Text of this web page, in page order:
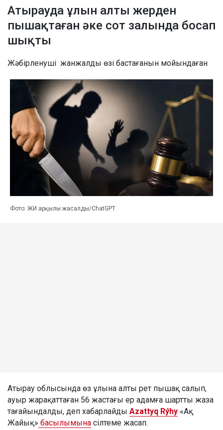
Атырауда ұлын алты жерден
пышақтаған әке сот залында босап
шықты
Жәбірленуші жанжалды өзі бастағанын мойындаған
Фото: ЖИ арқылы жасалды/ChatGPT
Атырау облысында өз ұлына алты рет пышақ салып,
ауыр жарақаттаған 56 жастағы ер адамға шартты жаза
тағайындалды, деп хабарлайды Azattyq Rýhy «Ақ
Жайық» басылымына сілтеме жасап.